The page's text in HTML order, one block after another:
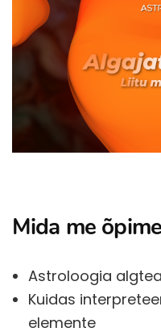
Mida me
Astroloogia
Kuidas
elemente